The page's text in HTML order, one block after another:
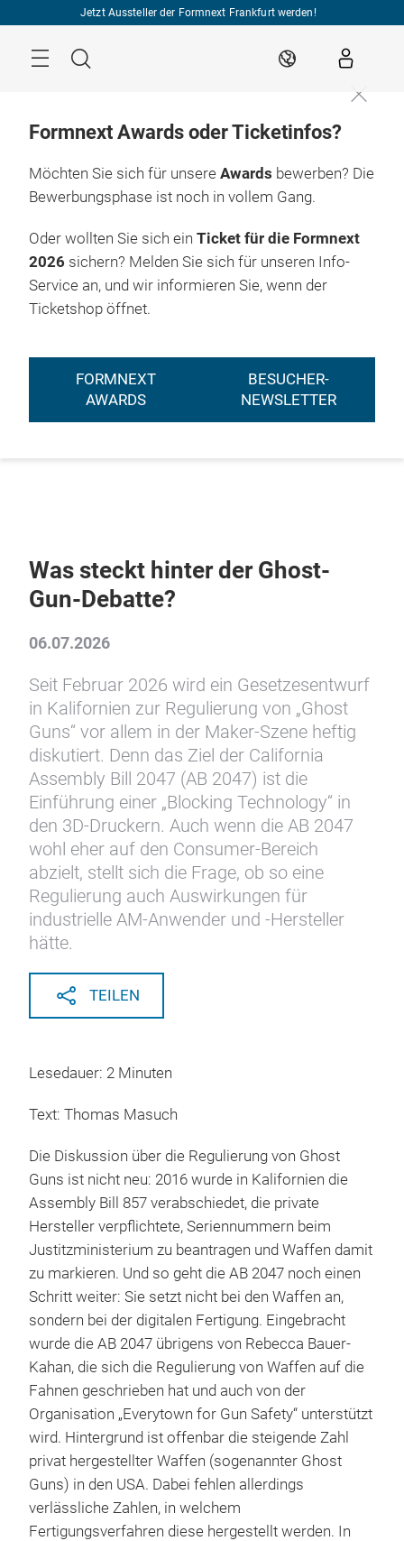
Jetzt Aussteller der Formnext Frankfurt werden!
Suche DE
Formnext Awards oder Ticketinfos?
Möchten Sie sich für unsere Awards bewerben? Die
Bewerbungsphase ist noch in vollem Gang.
Oder wollten Sie sich ein Ticket für die Formnext
2026 sichern? Melden Sie sich für unseren Info-
Service an, und wir informieren Sie, wenn der
Ticketshop öffnet.
FORMNEXT
AWARDS
BESUCHER-
NEWSLETTER
Was steckt hinter der Ghost-
Gun-Debatte?
06.07.2026
Seit Februar 2026 wird ein Gesetzesentwurf
in Kalifornien zur Regulierung von „Ghost
Guns“ vor allem in der Maker-Szene heftig
diskutiert. Denn das Ziel der California
Assembly Bill 2047 (AB 2047) ist die
Einführung einer „Blocking Technology“ in
den 3D-Druckern. Auch wenn die AB 2047
wohl eher auf den Consumer-Bereich
abzielt, stellt sich die Frage, ob so eine
Regulierung auch Auswirkungen für
industrielle AM-Anwender und -Hersteller
hätte.
TEILEN
Lesedauer: 2 Minuten
Text: Thomas Masuch
Die Diskussion über die Regulierung von Ghost
Guns ist nicht neu: 2016 wurde in Kalifornien die
Assembly Bill 857 verabschiedet, die private
Hersteller verpflichtete, Seriennummern beim
Justitzministerium zu beantragen und Waffen damit
zu markieren. Und so geht die AB 2047 noch einen
Schritt weiter: Sie setzt nicht bei den Waffen an,
sondern bei der digitalen Fertigung. Eingebracht
wurde die AB 2047 übrigens von Rebecca Bauer-
Kahan, die sich die Regulierung von Waffen auf die
Fahnen geschrieben hat und auch von der
Organisation „Everytown for Gun Safety“ unterstützt
wird. Hintergrund ist offenbar die steigende Zahl
privat hergestellter Waffen (sogenannter Ghost
Guns) in den USA. Dabei fehlen allerdings
verlässliche Zahlen, in welchem
Fertigungsverfahren diese hergestellt werden. In